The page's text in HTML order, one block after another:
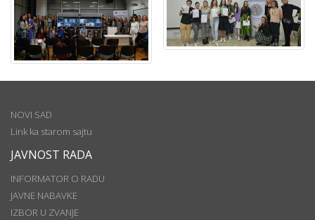
NOVI SAD
Link ka starom sajtu
JAVNOST RADA
INFORMATOR O RADU
JAVNE NABAVKE
IZBOR U ZVANJE